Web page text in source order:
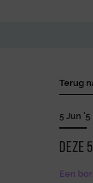
Terug
5 Jun '5
Deze
Een